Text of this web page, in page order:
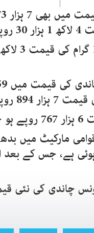
ہو گئی۔
مارکیٹ میں